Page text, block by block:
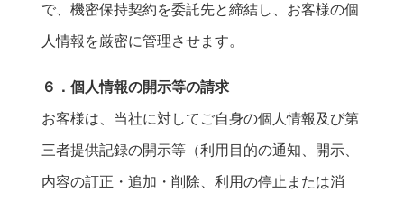
で、機密保持契約を委託先と締結し、お客様の個
人情報を厳密に管理させます。
６．個人情報の開示等の請求
お客様は、当社に対してご自身の個人情報及び第
三者提供記録の開示等（利用目的の通知、開示、
内容の訂正・追加・削除、利用の停止または消